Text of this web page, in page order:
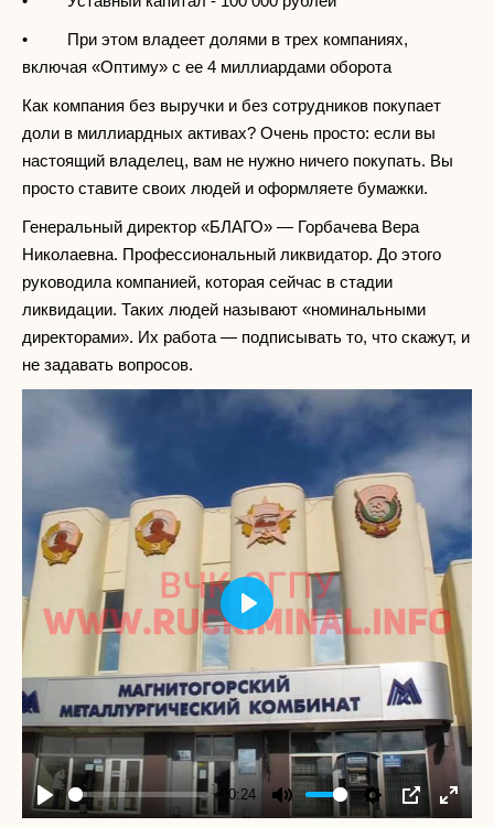
• При этом владеет долями в трех компаниях,
включая «Оптиму» с ее 4 миллиардами оборота
Как компания без выручки и без сотрудников покупает
доли в миллиардных активах? Очень просто: если вы
настоящий владелец, вам не нужно ничего покупать. Вы
просто ставите своих людей и оформляете бумажки.
Генеральный директор «БЛАГО» — Горбачева Вера
Николаевна. Профессиональный ликвидатор. До этого
руководила компанией, которая сейчас в стадии
ликвидации. Таких людей называют «номинальными
директорами». Их работа — подписывать то, что скажут, и
не задавать вопросов.
Play
-00:24
Mute SettingsPIP
Enter
Play